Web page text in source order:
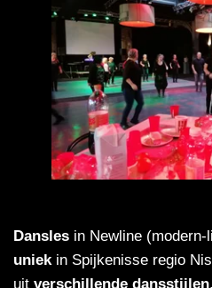
Dansles in Newline
uniekin Spijkenisse regio
uit verschillende dansstijlen